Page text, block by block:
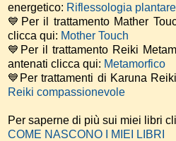
energetico: Riflessologia
💙Per il trattamento Mather
clicca qui: Mother Touch
💙Per il trattamento Reiki
antenati clicca qui: Metamorfico
💙Per trattamenti di Karuna
Reiki compassionevole
Per saperne di più sui miei libri
COME NASCONO I MIEI LIBRI